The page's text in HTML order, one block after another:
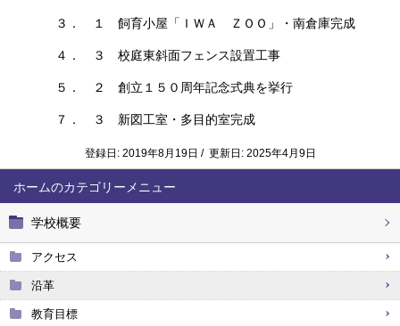
ホーム
学校概要
アクセス
沿革
教育目標
３． １ 飼育小屋「ＩＷＡ ＺＯＯ」・南倉庫完成
４． ３ 校庭東斜面フェンス設置工事
５． ２ 創立１５０周年記念式典を挙行
７． ３ 新図工室・多目的室完成
登録日: 2019年8月19日 / 更新日: 2025年4月9日